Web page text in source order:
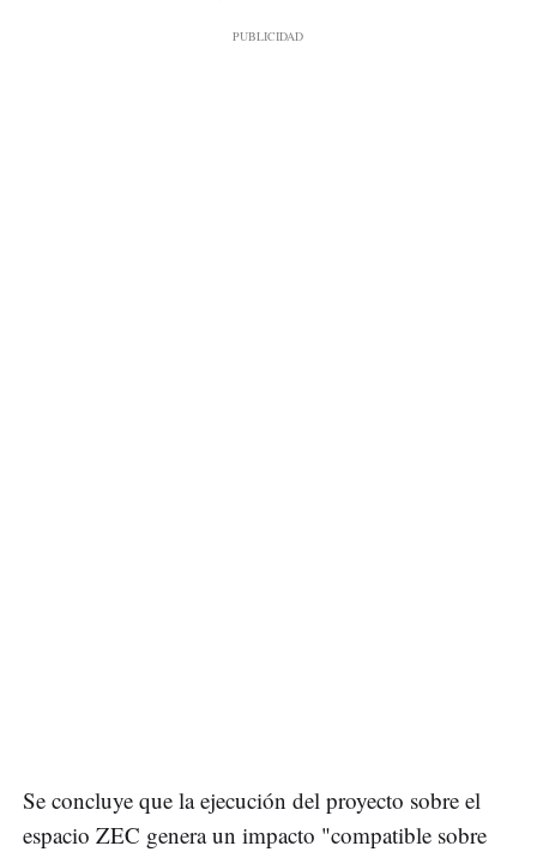
Se concluye que la ejecución del proyecto sobre el
espacio ZEC genera un impacto "compatible sobre